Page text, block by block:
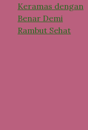
Keramas dengan
Benar Demi
Rambut Sehat